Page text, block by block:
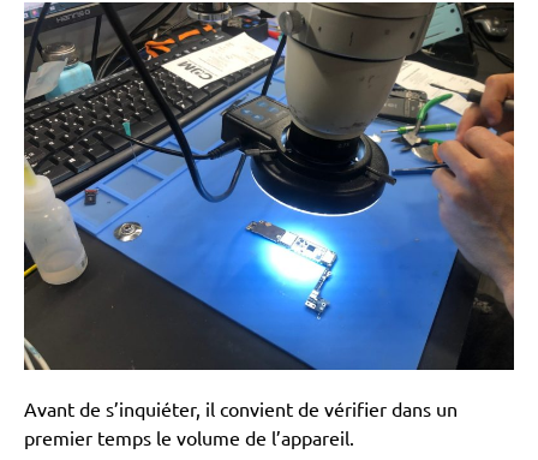
Avant de s’inquiéter, il convient de vérifier dans un
premier temps le volume de l’appareil.